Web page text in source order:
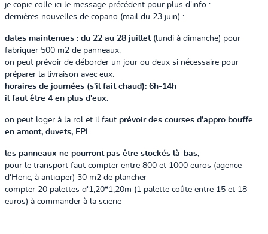
je copie colle ici le message précédent pour plus d'info :
dernières nouvelles de copano (mail du 23 juin) :
dates maintenues : du 22 au 28 juillet (lundi à dimanche) pour
fabriquer 500 m2 de panneaux,
on peut prévoir de déborder un jour ou deux si nécessaire pour
préparer la livraison avec eux.
horaires de journées (s'il fait chaud): 6h-14h
il faut être 4 en plus d'eux.
on peut loger à la rol et il faut prévoir des courses d'appro bouffe
en amont, duvets, EPI
les panneaux ne pourront pas être stockés là-bas,
pour le transport faut compter entre 800 et 1000 euros (agence
d'Heric, à anticiper) 30 m2 de plancher
compter 20 palettes d'1,20*1,20m (1 palette coûte entre 15 et 18
euros) à commander à la scierie